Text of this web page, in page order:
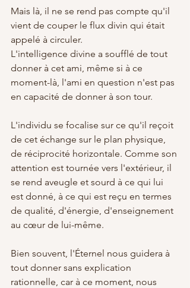
Mais là, il ne se rend pas compte qu'il
vient de couper le flux divin qui était
appelé à circuler.
L'intelligence divine a soufflé de tout
donner à cet ami, même si à ce
moment-là, l'ami en question n'est pas
en capacité de donner à son tour.
L'individu se focalise sur ce qu'il reçoit
de cet échange sur le plan physique,
de réciprocité horizontale. Comme son
attention est tournée vers l'extérieur, il
se rend aveugle et sourd à ce qui lui
est donné, à ce qui est reçu en termes
de qualité, d'énergie, d'enseignement
au cœur de lui-même.
Bien souvent, l'Éternel nous guidera à
tout donner sans explication
rationnelle, car à ce moment, nous